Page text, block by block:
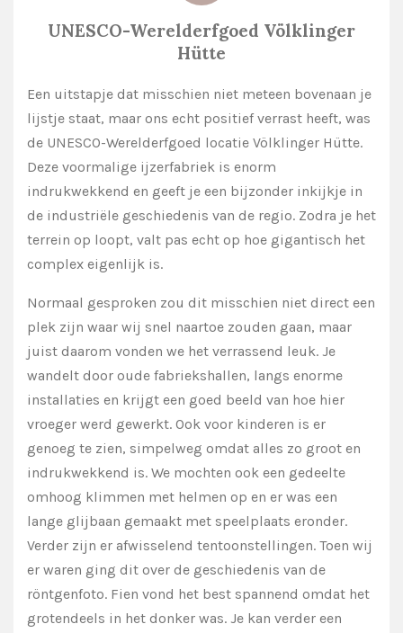
UNESCO-Werelderfgoed Völklinger
Hütte
Een uitstapje dat misschien niet meteen bovenaan je
lijstje staat, maar ons echt positief verrast heeft, was
de UNESCO-Werelderfgoed locatie Völklinger Hütte.
Deze voormalige ijzerfabriek is enorm
indrukwekkend en geeft je een bijzonder inkijkje in
de industriële geschiedenis van de regio. Zodra je het
terrein op loopt, valt pas echt op hoe gigantisch het
complex eigenlijk is.
Normaal gesproken zou dit misschien niet direct een
plek zijn waar wij snel naartoe zouden gaan, maar
juist daarom vonden we het verrassend leuk. Je
wandelt door oude fabriekshallen, langs enorme
installaties en krijgt een goed beeld van hoe hier
vroeger werd gewerkt. Ook voor kinderen is er
genoeg te zien, simpelweg omdat alles zo groot en
indrukwekkend is. We mochten ook een gedeelte
omhoog klimmen met helmen op en er was een
lange glijbaan gemaakt met speelplaats eronder.
Verder zijn er afwisselend tentoonstellingen. Toen wij
er waren ging dit over de geschiedenis van de
röntgenfoto. Fien vond het best spannend omdat het
grotendeels in het donker was. Je kan verder een